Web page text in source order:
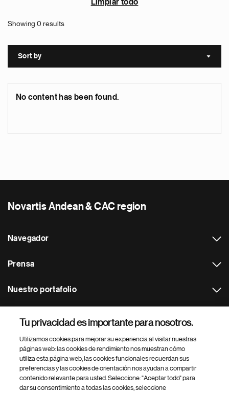
Limpiar todo
Showing 0 results
Sort by Sort
No content has been found.
Novartis Andean & CAC region
Navegador
Prensa
Nuestro portafolio
Footer Site Search
Tu privacidad es importante para nosotros.
Utilizamos cookies para mejorar su experiencia al visitar nuestras
páginas web: las cookies de rendimiento nos muestran cómo
utiliza esta página web, las cookies funcionales recuerdan sus
preferencias y las cookies de orientación nos ayudan a compartir
contenido relevante para usted. Seleccione: "Aceptar todo" para
dar su consentimiento a todas las cookies, seleccione